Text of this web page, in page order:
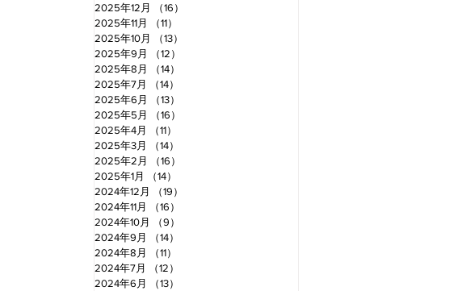
2025年12月
（16）
2025年11月
（11）
2025年10月
（13）
2025年9月
（12）
2025年8月
（14）
2025年7月
（14）
2025年6月
（13）
2025年5月
（16）
2025年4月
（11）
2025年3月
（14）
2025年2月
（16）
2025年1月
（14）
2024年12月
（19）
2024年11月
（16）
2024年10月
（9）
2024年9月
（14）
2024年8月
（11）
2024年7月
（12）
2024年6月
（13）